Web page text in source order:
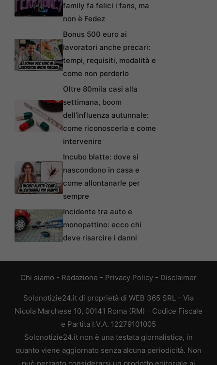
family fa felici i fans, ma
non è Fedez
Bonus 500 euro ai
lavoratori anche precari:
tempi, requisiti, modalità e
come non perderlo
Oltre 80mila casi alla
settimana, boom
dell’influenza autunnale:
come riconoscerla e come
intervenire
Incubo blatte: dove si
nascondono in casa e
come allontanarle per
sempre
Incidente tra auto e
monopattino: ecco chi
deve risarcire i danni
Chi siamo - Redazione - Privacy Policy - Disclaimer
Solonotizie24.it di proprietà di WEB 365 SRL - Via
Nicola Marchese 10, 00141 Roma (RM) - Codice Fiscale
e Partita I.V.A. 12279101005
Solonotizie24.it non è una testata giornalistica, in
quanto viene aggiornato senza alcuna periodicità. Non